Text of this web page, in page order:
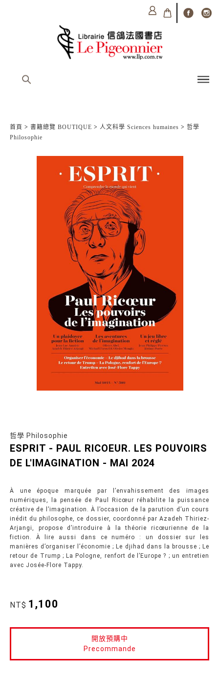
首頁 > 書籍總覽 BOUTIQUE > 人文科學 Sciences humaines > 哲學
Philosophie
哲學 Philosophie
ESPRIT - PAUL RICOEUR. LES POUVOIRS
DE L'IMAGINATION - MAI 2024
À une époque marquée par l’envahissement des images
numériques, la pensée de Paul Ricœur réhabilite la puissance
créative de l’imagination. À l’occasion de la parution d’un cours
inédit du philosophe, ce dossier, coordonné par Azadeh Thiriez-
Arjangi, propose d’introduire à la théorie ricœurienne de la
fiction. À lire aussi dans ce numéro : un dossier sur les
manières d’organiser l’économie ; Le djihad dans la brousse ; Le
retour de Trump ; La Pologne, renfort de l’Europe ? ; un entretien
avec Josée-Flore Tappy.
NT$ 1,100
開放預購中
Precommande